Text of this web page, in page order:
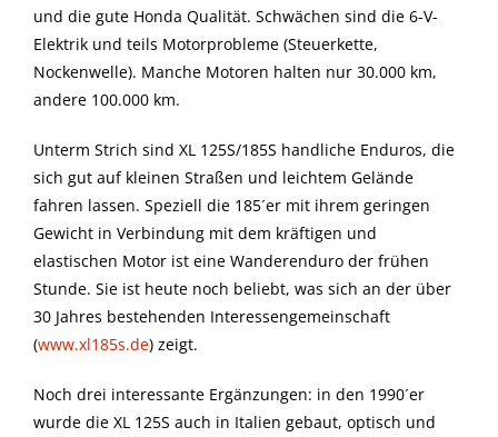
und die gute Honda Qualität. Schwächen sind die 6-V-
Elektrik und teils Motorprobleme (Steuerkette,
Nockenwelle). Manche Motoren halten nur 30.000 km,
andere 100.000 km.
Unterm Strich sind XL 125S/185S handliche Enduros, die
sich gut auf kleinen Straßen und leichtem Gelände
fahren lassen. Speziell die 185´er mit ihrem geringen
Gewicht in Verbindung mit dem kräftigen und
elastischen Motor ist eine Wanderenduro der frühen
Stunde. Sie ist heute noch beliebt, was sich an der über
30 Jahres bestehenden Interessengemeinschaft
(www.xl185s.de) zeigt.
Noch drei interessante Ergänzungen: in den 1990´er
wurde die XL 125S auch in Italien gebaut, optisch und